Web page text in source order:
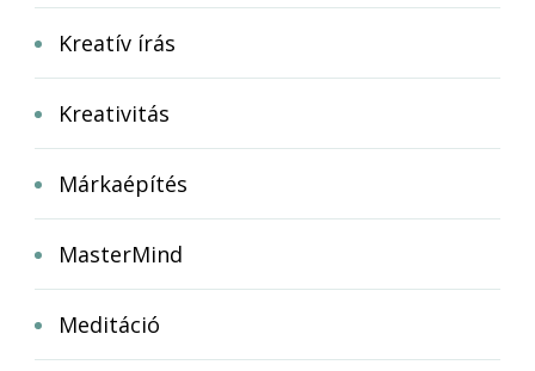
Kreatív írás
Kreativitás
Márkaépítés
MasterMind
Meditáció